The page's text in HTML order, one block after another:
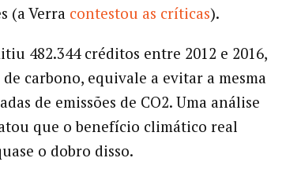
(a Verra contestou as críticas).
482.344 créditos entre 2012 e 2016,
carbono, equivale a evitar a mesma
de emissões de CO2. Uma análise
que o benefício climático real
o dobro disso.